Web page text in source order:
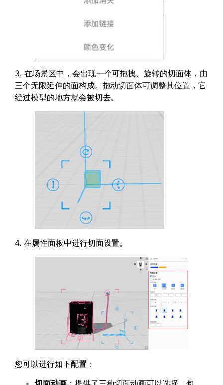
3. 在场景区中，会出现一个可拖拽、旋转的切面体，由
三个无限延伸的面构成。拖动切面体可调整其位置，它
经过模型的地方就会被切去。
4. 在属性面板中进行切面设置。
您可以进行如下配置：
切面动画 ：提供了三种切面动画可以选择，包